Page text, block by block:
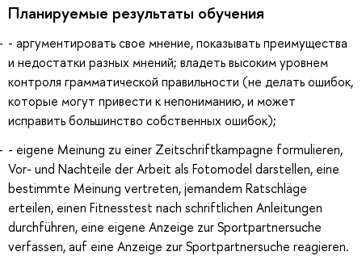
Планируемые результаты обучения
- аргументировать свое мнение, показывать преимущества
и недостатки разных мнений; владеть высоким уровнем
контроля грамматической правильности (не делать ошибок,
которые могут привести к непониманию, и может
исправить большинство собственных ошибок);
- eigene Meinung zu einer Zeitschriftkampagne formulieren,
Vor- und Nachteile der Arbeit als Fotomodel darstellen, eine
bestimmte Meinung vertreten, jemandem Ratschläge
erteilen, einen Fitnesstest nach schriftlichen Anleitungen
durchführen, eine eigene Anzeige zur Sportpartnersuche
verfassen, auf eine Anzeige zur Sportpartnersuche reagieren.